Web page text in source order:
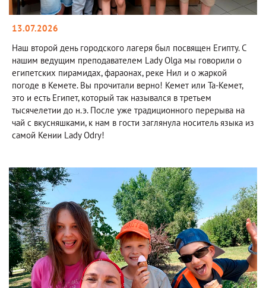
13.07.2026
Наш второй день городского лагеря был посвящен Египту. С
нашим ведущим преподавателем Lady Olga мы говорили о
египетских пирамидах, фараонах, реке Нил и о жаркой
погоде в Кемете. Вы прочитали верно! Кемет или Та-Кемет,
это и есть Египет, который так назывался в третьем
тысячелетии до н.э. После уже традиционного перерыва на
чай с вкусняшками, к нам в гости заглянула носитель языка из
самой Кении Lady Odry!